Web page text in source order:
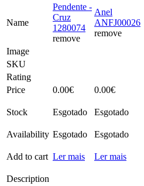
Name
Pendente -
Cruz
1280074
remove
Anel
ANFJ00026
remove
Image
SKU
Rating
Price
0.00€ 0.00€
Stock Esgotado Esgotado
Availability Esgotado Esgotado
Add to cart Ler mais Ler mais
Description